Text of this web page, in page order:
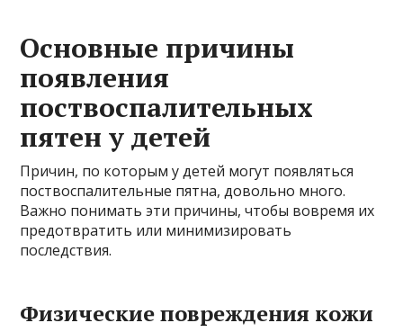
Основные причины
появления
поствоспалительных
пятен у детей
Причин, по которым у детей могут появляться
поствоспалительные пятна, довольно много.
Важно понимать эти причины, чтобы вовремя их
предотвратить или минимизировать
последствия.
Физические повреждения кожи